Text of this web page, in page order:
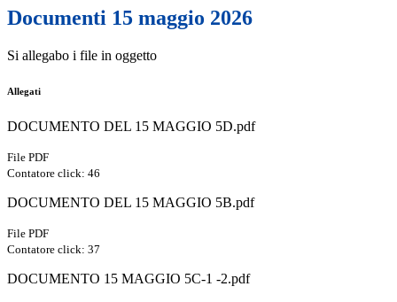
Documenti 15 maggio 2026
Si allegabo i file in oggetto
Allegati
DOCUMENTO DEL 15 MAGGIO 5D.pdf
File PDF
Contatore click: 46
DOCUMENTO DEL 15 MAGGIO 5B.pdf
File PDF
Contatore click: 37
DOCUMENTO 15 MAGGIO 5C-1 -2.pdf